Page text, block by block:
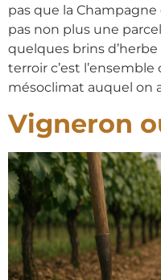
pas que la Champagne
pas non plus une
quelques brins
terroir c’est
mésoclimat auquel on
Vigneron